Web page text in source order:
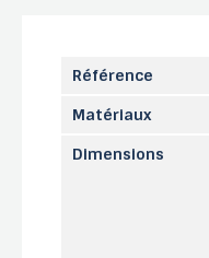
Référence
Matériaux
Dimensions